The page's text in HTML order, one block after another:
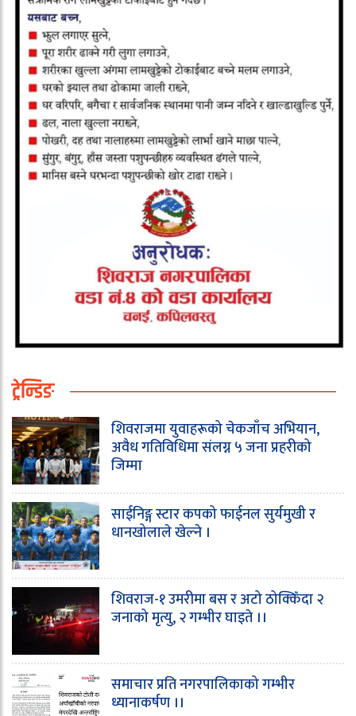
ट्रेन्डिङ
शिवराजमा युवाहरूको चेकजाँच अभियान,
अवैध गतिविधिमा संलग्न ५ जना प्रहरीको
जिम्मा
साईनिङ्ग स्टार कपको फाईनल सुर्यमुखी र
धानखोलाले खेल्ने ।
शिवराज-१ उमरीमा बस र अटो ठोक्किँदा २
जनाको मृत्यु, २ गम्भीर घाइते ।।
समाचार प्रति नगरपालिकाको गम्भीर
ध्यानाकर्षण ।।